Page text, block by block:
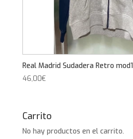
Real Madrid Sudadera Retro mod1
46,00€
Carrito
No hay productos en el carrito.